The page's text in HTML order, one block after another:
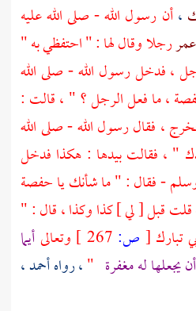
،أن رسول الله - صلى الله عليه
رجلا وقال لها : " احتفظي به "
، فدخل رسول الله - صلى الله
، ما فعل الرجل ؟ " ، قالت :
، فقال رسول الله - صلى الله
" ، فقالت بيدها : هكذا فدخل
- فقال : " ما شأنك ياحفصة
قبل [ لي ] كذا وكذا ، قال : "
[ ص: وتعالىأيما
له مغفرة "، رواهأحمد،